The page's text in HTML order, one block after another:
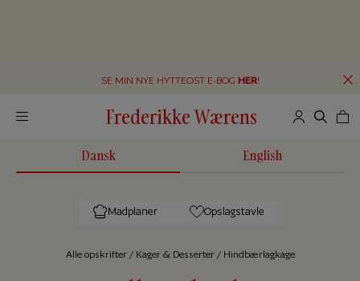
SE MIN NYE HYTTEOST E-BOG HER!
Frederikke Wærens
Dansk English
Madplaner Opslagstavle
Alle op­skrif­ter/ Kager & Desserter/ Hindbærlagkage